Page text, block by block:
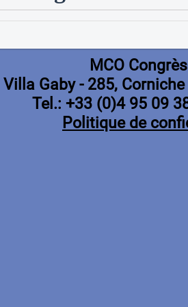
de :
(intervenants, conférenciers, modérateurs, ...)
soumissions de résumés
documents PDF associés au congrès (confirmation,
conditions générales de vente
les charges suivantes seront appliquées :
jours avant le premier jour de l'événement : pas de frais
30 jours avant le premier jour de l'événement : frais
30 jours avant le premier jour de l'événement : frais
MCO Congrès
Villa Gaby- 285, Corniche
Tel.: +33 (0)4 95 09
Politique de